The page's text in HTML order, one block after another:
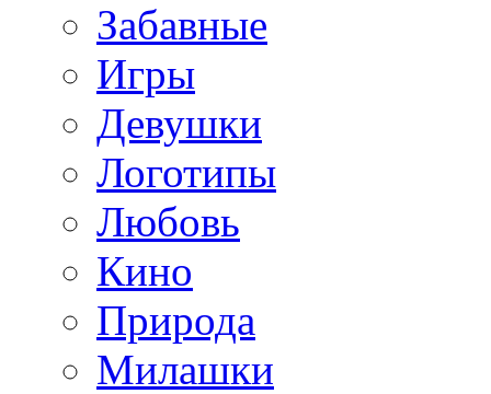
Забавные
Игры
Девушки
Логотипы
Любовь
Кино
Природа
Милашки